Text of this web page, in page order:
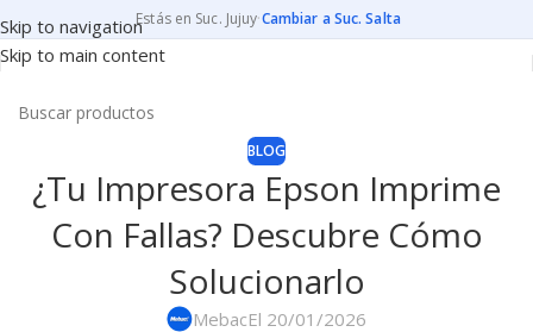
Skip to navigation
Skip to main content
Estás en Suc. Jujuy·Cambiar a Suc. Salta
BLOG
¿Tu Impresora Epson Imprime
Con Fallas? Descubre Cómo
Solucionarlo
MebacEl 20/01/2026